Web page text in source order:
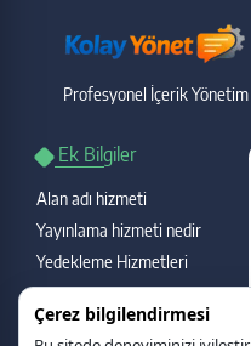
Profesyonel İçerik
Ek Bilgiler
Alan adı hizmeti
Yayınlama hizmeti nedir
Yedekleme Hizmetleri
Garanti ve destek
Gecikme durumu
Çerez bilgilendirmesi